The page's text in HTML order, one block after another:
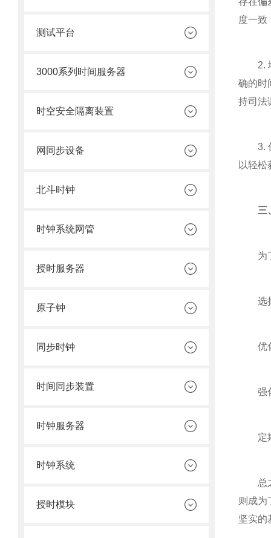
测试平台
3000系列时间服务器
时空安全隔离装置
网同步设备
北斗时钟
时钟系统网管
授时服务器
原子钟
同步时钟
时间同步装置
时钟服务器
时钟系统
授时模块
度一致
2. 增
确的时
持司法
3. 促
以轻
三、
为了
选择
优化
强化
定期
总之
则成为
坚实的